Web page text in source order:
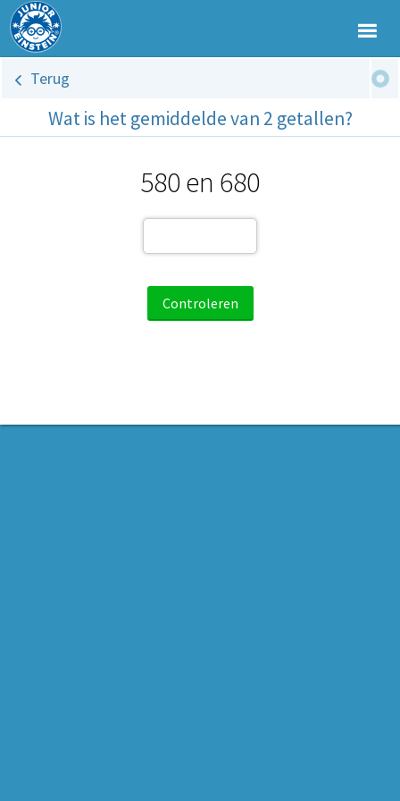
Terug
Wat is het gemiddelde van 2 getallen?
580 en 680